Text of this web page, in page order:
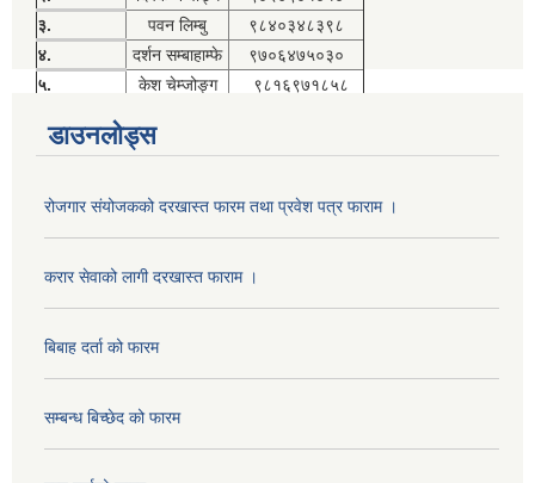
३.
पवन लिम्बु
९८४०३४८३९८
४.
दर्शन सम्बाहाम्फे
९७०६४७५०३०
५.
केश चेम्जोङ्ग ९८१६९७१८५८
डाउनलोड्स
रोजगार संयोजकको दरखास्त फारम तथा प्रवेश पत्र फाराम ।
करार सेवाको लागी दरखास्त फाराम ।
बिबाह दर्ता को फारम
सम्बन्ध बिच्छेद को फारम